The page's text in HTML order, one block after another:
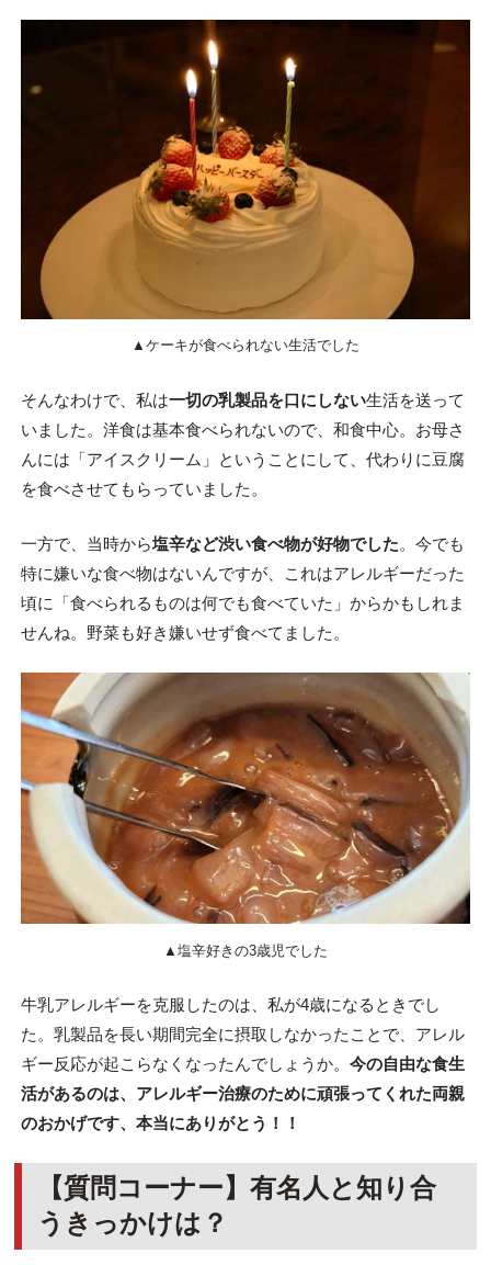
▲ケーキが食べられない生活でした
そんなわけで、私は一切の乳製品を口にしない生活を送って
いました。洋食は基本食べられないので、和食中心。お母さ
んには「アイスクリーム」ということにして、代わりに豆腐
を食べさせてもらっていました。
一方で、当時から塩辛など渋い食べ物が好物でした。今でも
特に嫌いな食べ物はないんですが、これはアレルギーだった
頃に「食べられるものは何でも食べていた」からかもしれま
せんね。野菜も好き嫌いせず食べてました。
▲塩辛好きの3歳児でした
牛乳アレルギーを克服したのは、私が4歳になるときでし
た。乳製品を長い期間完全に摂取しなかったことで、アレル
ギー反応が起こらなくなったんでしょうか。 今の自由な食生
活があるのは、アレルギー治療のために頑張ってくれた両親
のおかげです、本当にありがとう！！
【質問コーナー】有名人と知り合
うきっかけは？